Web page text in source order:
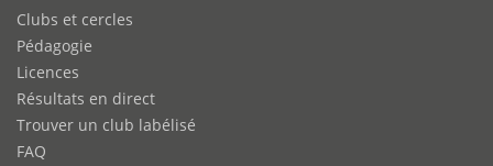
Clubs et cercles
Pédagogie
Licences
Résultats en direct
Trouver un club labélisé
FAQ